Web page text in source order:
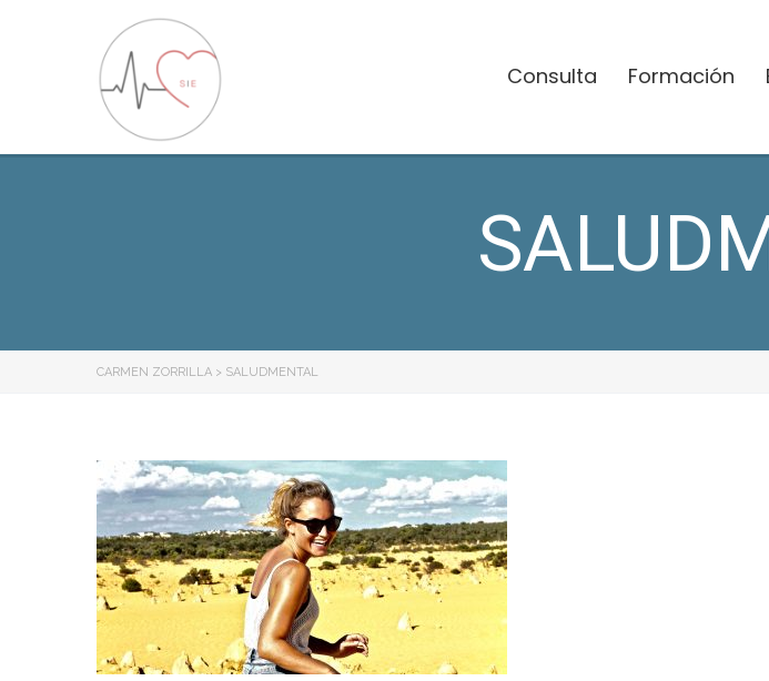
Consulta Formación
CARMEN ZORRILLA > SALUDMENTAL